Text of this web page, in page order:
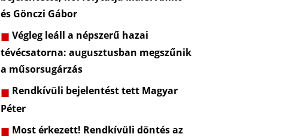
és Gönczi Gábor
Végleg leáll a népszerű hazai
tévécsatorna: augusztusban megszűnik
a műsorsugárzás
Rendkívüli bejelentést tett Magyar
Péter
Most érkezett! Rendkívüli döntés az